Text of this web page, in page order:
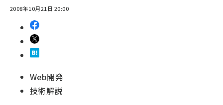
2008年10月21日 20:00
Web開発
技術解説